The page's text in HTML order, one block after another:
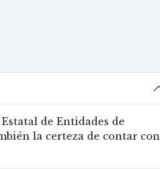
de Entidades de
la certeza de contar con